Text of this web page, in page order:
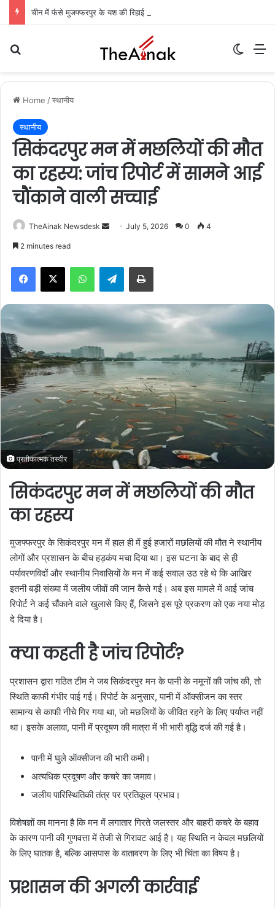
Home /स्थानीय
स्थानीय
सिकंदरपुर मन में मछलियों की मौत
का रहस्य: जांच रिपोर्ट में सामने आई
चौंकाने वाली सच्चाई
TheAinak Newsdesk
a
e
a
i
July 5, 2026 0 4
2 minutes read
Telegram
प्रतीकात्मक तस्वीर
सिकंदरपुर मन में मछलियों की मौत
का रहस्य
मुजफ्फरपुर के सिकंदरपुर मन में हाल ही में हुई हजारों मछलियों की मौत ने स्थानीय
लोगों और प्रशासन के बीच हड़कंप मचा दिया था। इस घटना के बाद से ही
पर्यावरणविदों और स्थानीय निवासियों के मन में कई सवाल उठ रहे थे कि आखिर
इतनी बड़ी संख्या में जलीय जीवों की जान कैसे गई। अब इस मामले में आई जांच
रिपोर्ट ने कई चौंकाने वाले खुलासे किए हैं, जिसने इस पूरे प्रकरण को एक नया मोड़
दे दिया है।
क्या कहती है जांच रिपोर्ट?
प्रशासन द्वारा गठित टीम ने जब सिकंदरपुर मन के पानी के नमूनों की जांच की, तो
स्थिति काफी गंभीर पाई गई। रिपोर्ट के अनुसार, पानी में ऑक्सीजन का स्तर
सामान्य से काफी नीचे गिर गया था, जो मछलियों के जीवित रहने के लिए पर्याप्त नहीं
था। इसके अलावा, पानी में प्रदूषण की मात्रा में भी भारी वृद्धि दर्ज की गई है।
पानी में घुले ऑक्सीजन की भारी कमी।
अत्यधिक प्रदूषण और कचरे का जमाव।
जलीय पारिस्थितिकी तंत्र पर प्रतिकूल प्रभाव।
विशेषज्ञों का मानना है कि मन में लगातार गिरते जलस्तर और बाहरी कचरे के बहाव
के कारण पानी की गुणवत्ता में तेजी से गिरावट आई है। यह स्थिति न केवल मछलियों
के लिए घातक है, बल्कि आसपास के वातावरण के लिए भी चिंता का विषय है।
प्रशासन की अगली कार्रवाई